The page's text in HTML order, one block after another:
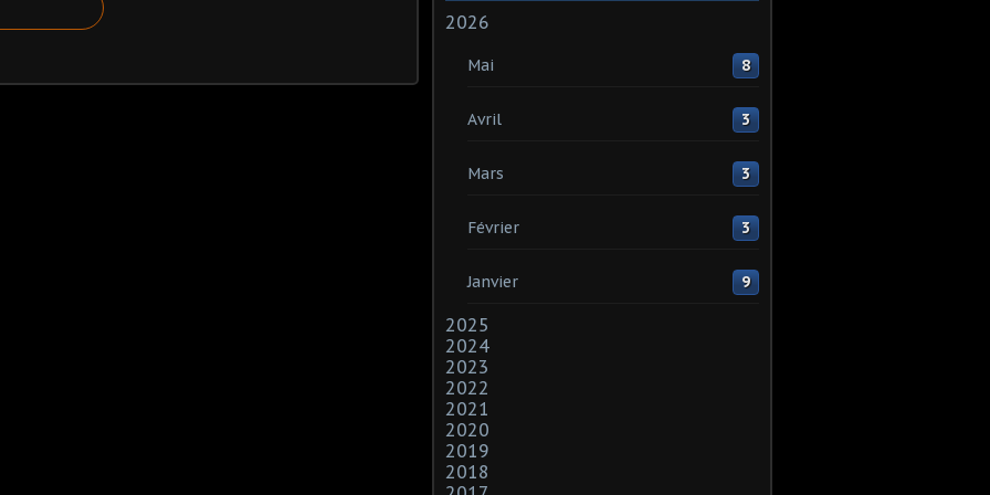
2026
Mai 8
Avril 3
Mars 3
Février 3
Janvier 9
2025
2024
2023
2022
2021
2020
2019
2018